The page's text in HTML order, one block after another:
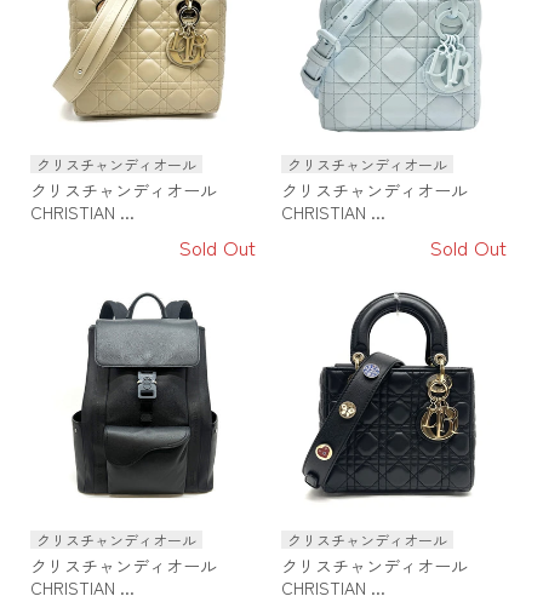
クリスチャンディオール
クリスチャンディオール
CHRISTIAN ...
Sold Out
クリスチャンディオール
クリスチャンディオール
CHRISTIAN ...
Sold Out
クリスチャンディオール
クリスチャンディオール
CHRISTIAN ...
クリスチャンディオール
クリスチャンディオール
CHRISTIAN ...